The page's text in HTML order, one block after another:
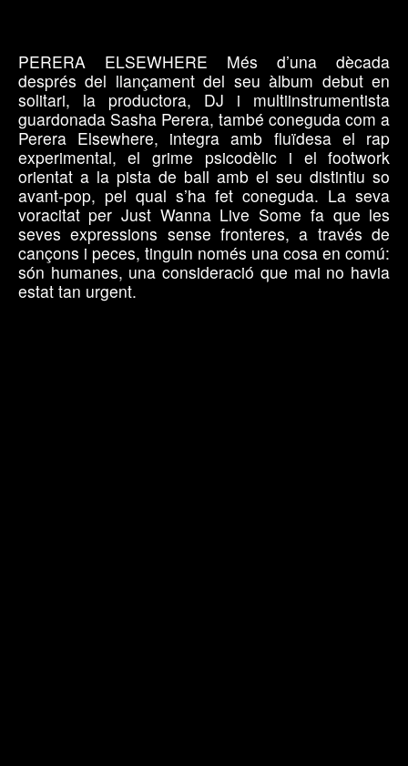
PERERA ELSEWHERE Més d’una dècada
després del llançament del seu àlbum debut en
solitari, la productora, DJ i multiinstrumentista
guardonada Sasha Perera, també coneguda com a
Perera Elsewhere, integra amb fluïdesa el rap
experimental, el grime psicodèlic i el footwork
orientat a la pista de ball amb el seu distintiu so
avant-pop, pel qual s’ha fet coneguda. La seva
voracitat per Just Wanna Live Some fa que les
seves expressions sense fronteres, a través de
cançons i peces, tinguin només una cosa en comú:
són humanes, una consideració que mai no havia
estat tan urgent.